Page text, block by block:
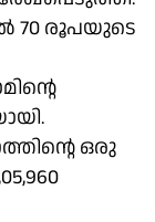
70 രൂപയുടെ
ഒരു